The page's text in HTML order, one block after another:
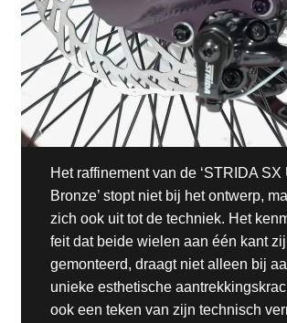
Het raffinement van de ‘STRIDA SX
Bronze’ stopt niet bij het ontwerp,
zich ook uit tot de techniek. Het
feit dat beide wielen aan één kant
gemonteerd, draagt niet alleen bij
unieke esthetische
ook een teken van zijn technisch